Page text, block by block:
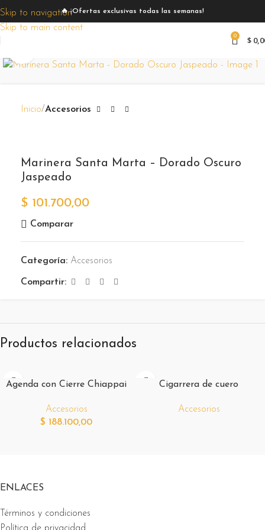
Skip to navigation
Skip to main content
🔥 ¡Ofertas exclusivas todas las semanas!
0 $
Inicio Accesorios
Marinera Santa Marta – Dorado Oscuro
Jaspeado
$ 101.700,00
Comparar
Categoría: Accesorios
Compartir:
Productos relacionados
Agenda con Cierre Chiappai
Accesorios
$ 188.100,00
Cigarrera de cuero
Accesorios
ENLACES
Términos y condiciones